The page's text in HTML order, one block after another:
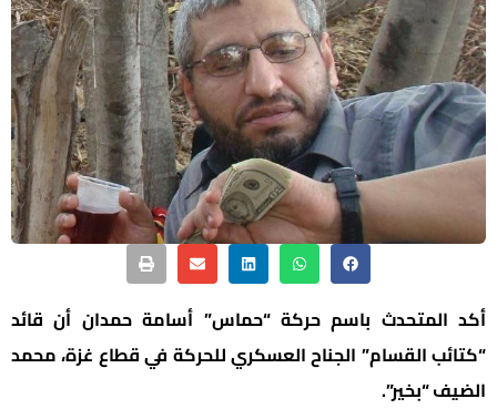
أكد المتحدث باسم حركة “حماس” أسامة حمدان أن قائد
“كتائب القسام” الجناح العسكري للحركة في قطاع غزة، محمد
الضيف “بخير”.